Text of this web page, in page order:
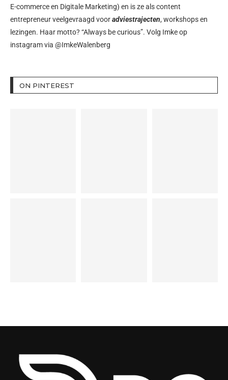
E-commerce en Digitale Marketing) en is ze als content
entrepreneur veelgevraagd vooradviestrajecten, workshops en
lezingen. Haar motto? “Always be curious”. Volg Imke op
instagram via @ImkeWalenberg
ON PINTEREST